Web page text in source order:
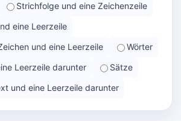
Strichfolge und eine Zeichenzeile
eine Leerzeile
und eine Leerzeile
Wörter
Leerzeile darunter
Sätze
und eine Leerzeile darunter